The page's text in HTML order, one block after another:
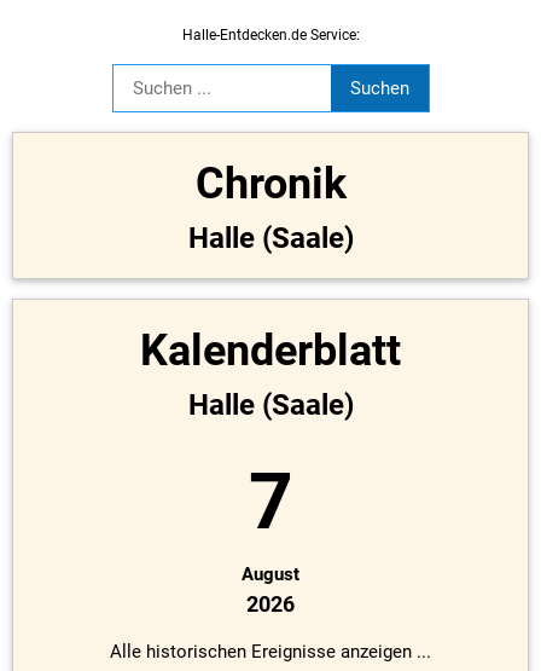
Halle-Entdecken.de Service:
Chronik
Halle (Saale)
Kalenderblatt
Halle (Saale)
7
August
2026
Alle historischen Ereignisse anzeigen ...